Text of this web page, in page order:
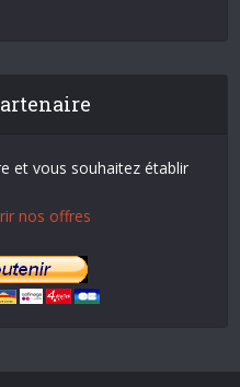
et vous souhaitez établir
nos offres